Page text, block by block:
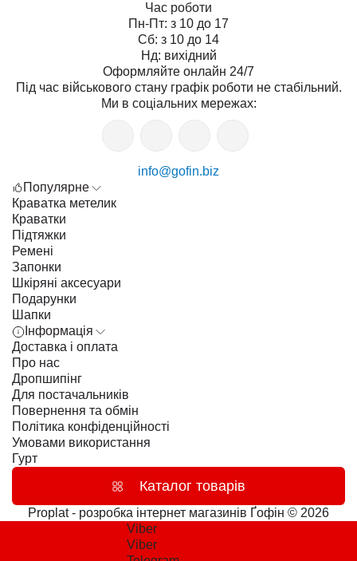
Час роботи
Пн-Пт: з 10 до 17
Сб: з 10 до 14
Нд: вихідний
Оформляйте онлайн 24/7
Під час військового стану графік роботи не стабільний.
Ми в соціальних мережах:
info@gofin.biz
Популярне
Краватка метелик
Краватки
Підтяжки
Ремені
Запонки
Шкіряні аксесуари
Подарунки
Шапки
Інформація
Доставка і оплата
Про нас
Дропшипінг
Для постачальників
Повернення та обмін
Політика конфіденційності
Умовами використання
Гурт
Каталог товарів
Proplat - розробка інтернет магазинів Ґофін © 2026
Viber
Viber